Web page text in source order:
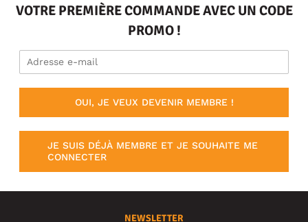
VOTRE PREMIÈRE COMMANDE AVEC UN CODE
PROMO !
OUI, JE VEUX DEVENIR MEMBRE !
JE SUIS DÉJÀ MEMBRE ET JE SOUHAITE ME
CONNECTER
NEWSLETTER